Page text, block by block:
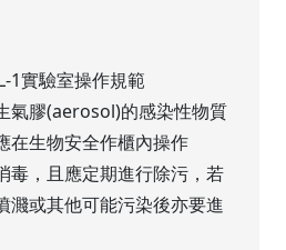
1實驗室操作規範
氣膠(aerosol)的感染性物質
在生物安全作櫃內操作
毒，且應定期進行除污，若
濺或其他可能污染後亦要進